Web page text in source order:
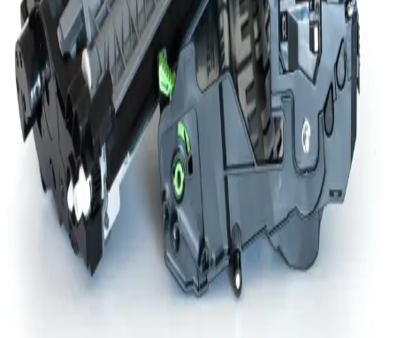
Lazer Yazıcı Avantajları: Hız, Kalite ve Ekonomik
Baskıda Üstün Teknoloji
Lazer yazıcılar, yüksek baskı hızı, üstün baskı kalitesi ve ekonomik
toner kullanımıyla ofis ve ev kullanıcıları için ideal baskı çözümleri
sunar. Uzun ömürlü toner ve düşük bakım gereksinimi öne çıkar.
HP21 Toner Kartuşu: Uygun Fiyatlı ve Kaliteli
Yazıcı Performansının Anahtarı
HP21 toner kartuşu, uygun fiyatı ve yüksek baskı kalitesiyle HP
LaserJet yazıcılar için ideal bir çözüm sunar. Ekonomik, çevre dostu
ve kolay kullanımlı bu kartuş, yazıcı performansınızı artırır.
Toner Drum Nedir? Yazıcı Performansını Etkileyen
Temel Parça Hakkında Bilgi